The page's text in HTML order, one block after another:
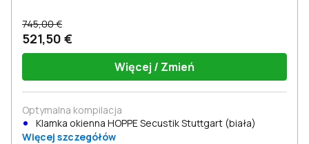
745,00 €
521,50 €
Więcej / Zmień
Optymalna kompilacja
Klamka okienna HOPPE Secustik Stuttgart (biała)
Więcej szczegółów